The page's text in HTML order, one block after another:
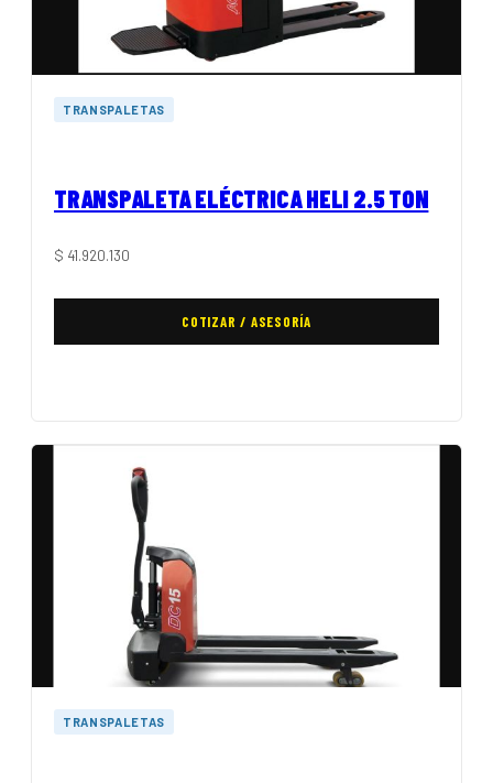
TRANSPALETAS
TRANSPALETA ELÉCTRICA HELI 2.5 TON
$ 41.920.130
COTIZAR / ASESORÍA
TRANSPALETAS